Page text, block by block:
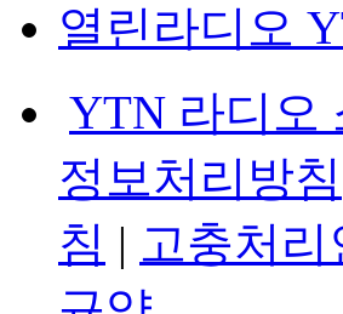
열린라디오
YTN 라디오
정보처리방침
침 | 고충처리